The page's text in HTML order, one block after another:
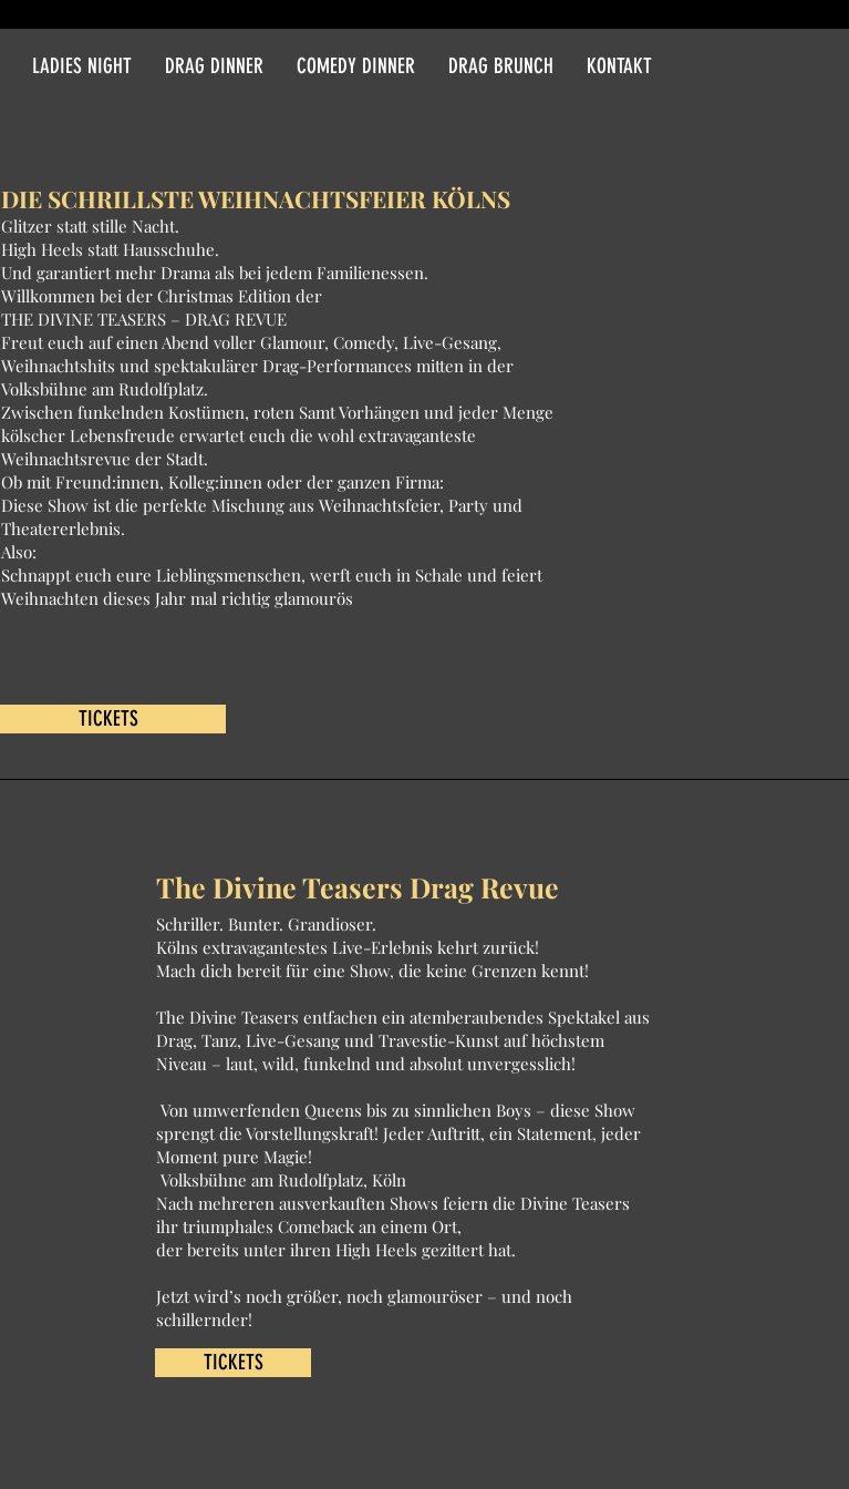
LADIES NIGHT DRAG DINNER COMEDY DINNER DRAG BRUNCH KONTAKT
DIE SCHRILLSTE WEIHNACHTSFEIER KÖLNS
Glitzer statt stille Nacht.
High Heels statt Hausschuhe.
Und garantiert mehr Drama als bei jedem Familienessen.
Willkommen bei der Christmas Edition der
THE DIVINE TEASERS – DRAG REVUE
Freut euch auf einen Abend voller Glamour, Comedy, Live-Gesang,
Weihnachtshits und spektakulärer Drag-Performances mitten in der
Volksbühne am Rudolfplatz.
Zwischen funkelnden Kostümen, roten Samt Vorhängen und jeder Menge
kölscher Lebensfreude erwartet euch die wohl extravaganteste
Weihnachtsrevue der Stadt.
Ob mit Freund:innen, Kolleg:innen oder der ganzen Firma:
Diese Show ist die perfekte Mischung aus Weihnachtsfeier, Party und
Theatererlebnis.
Also:
Schnappt euch eure Lieblingsmenschen, werft euch in Schale und feiert
Weihnachten dieses Jahr mal richtig glamourös
TICKETS
The Divine Teasers Drag Revue
Schriller. Bunter. Grandioser.
Kölns extravagantestes Live-Erlebnis kehrt zurück!
Mach dich bereit für eine Show, die keine Grenzen kennt!
The Divine Teasers entfachen ein atemberaubendes Spektakel aus
Drag, Tanz, Live-Gesang und Travestie-Kunst auf höchstem
Niveau – laut, wild, funkelnd und absolut unvergesslich!
Von umwerfenden Queens bis zu sinnlichen Boys – diese Show
sprengt die Vorstellungskraft! Jeder Auftritt, ein Statement, jeder
Moment pure Magie!
Volksbühne am Rudolfplatz, Köln
Nach mehreren ausverkauften Shows feiern die Divine Teasers
ihr triumphales Comeback an einem Ort,
der bereits unter ihren High Heels gezittert hat.
Jetzt wird’s noch größer, noch glamouröser – und noch
schillernder!
TICKETS